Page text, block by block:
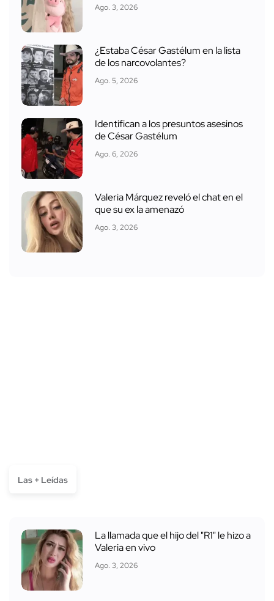
Ago. 3, 2026
¿Estaba César Gastélum en la lista
de los narcovolantes?
Ago. 5, 2026
Identifican a los presuntos asesinos
de César Gastélum
Ago. 6, 2026
Valeria Márquez reveló el chat en el
que su ex la amenazó
Ago. 3, 2026
Las + Leídas
La llamada que el hijo del "R1" le hizo a
Valeria en vivo
Ago. 3, 2026